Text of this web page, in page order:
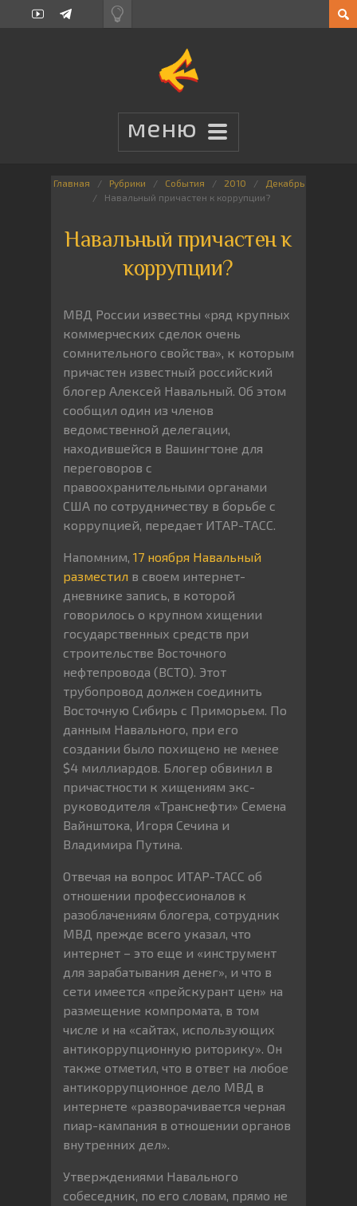
Главная Рубрики События 2010
Декабрь
Навальный причастен к коррупции?
Навальный причастен к
коррупции?
МВД России известны «ряд крупных
коммерческих сделок очень
сомнительного свойства», к которым
причастен известный российский
блогер Алексей Навальный. Об этом
сообщил один из членов
ведомственной делегации,
находившейся в Вашингтоне для
переговоров с
правоохранительными органами
США по сотрудничеству в борьбе с
коррупцией, передает ИТАР-ТАСС.
Напомним, 17 ноября Навальный
разместил в своем интернет-
дневнике запись, в которой
говорилось о крупном хищении
государственных средств при
строительстве Восточного
нефтепровода (ВСТО). Этот
трубопровод должен соединить
Восточную Сибирь с Приморьем. По
данным Навального, при его
создании было похищено не менее
$4 миллиардов. Блогер обвинил в
причастности к хищениям экс-
руководителя «Транснефти» Семена
Вайнштока, Игоря Сечина и
Владимира Путина.
Отвечая на вопрос ИТАР-ТАСС об
отношении профессионалов к
разоблачениям блогера, сотрудник
МВД прежде всего указал, что
интернет – это еще и «инструмент
для зарабатывания денег», и что в
сети имеется «прейскурант цен» на
размещение компромата, в том
числе и на «сайтах, использующих
антикоррупционную риторику». Он
также отметил, что в ответ на любое
антикоррупционное дело МВД в
интернете «разворачивается черная
пиар-кампания в отношении органов
внутренних дел».
Утверждениями Навального
собеседник, по его словам, прямо не